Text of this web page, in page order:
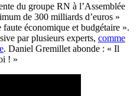
du groupe RN à l’Assemblée
de 300 milliards d’euros »
économique et budgétaire ».
par plusieurs experts, comme
. Daniel Gremillet abonde : « Il
! »